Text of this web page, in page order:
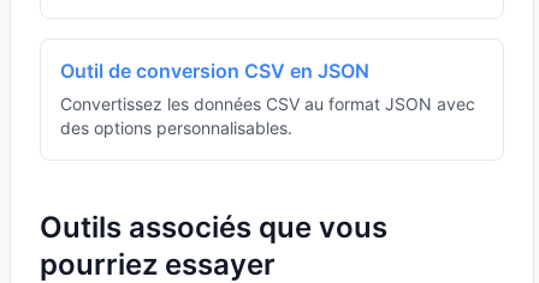
Outil de conversion CSV en JSON
Convertissez les données CSV au format JSON avec
des options personnalisables.
Outils associés que vous
pourriez essayer